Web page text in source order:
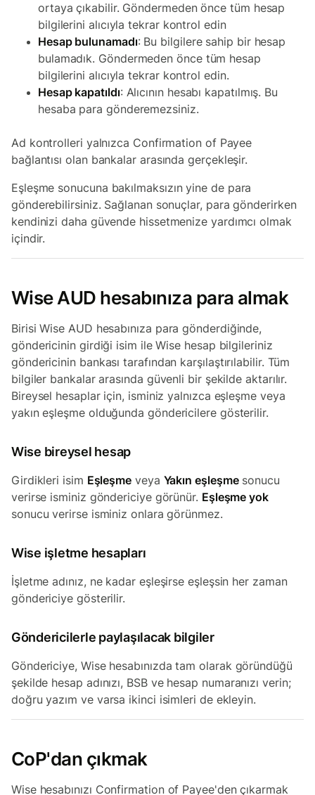
ortaya çıkabilir. Göndermeden önce tüm hesap
bilgilerini alıcıyla tekrar kontrol edin
Hesap bulunamadı: Bu bilgilere sahip bir hesap
bulamadık. Göndermeden önce tüm hesap
bilgilerini alıcıyla tekrar kontrol edin.
Hesap kapatıldı: Alıcının hesabı kapatılmış. Bu
hesaba para gönderemezsiniz.
Ad kontrolleri yalnızca Confirmation of Payee
bağlantısı olan bankalar arasında gerçekleşir.
Eşleşme sonucuna bakılmaksızın yine de para
gönderebilirsiniz. Sağlanan sonuçlar, para gönderirken
kendinizi daha güvende hissetmenize yardımcı olmak
içindir.
Wise AUD hesabınıza para almak
Birisi Wise AUD hesabınıza para gönderdiğinde,
göndericinin girdiği isim ile Wise hesap bilgileriniz
göndericinin bankası tarafından karşılaştırılabilir. Tüm
bilgiler bankalar arasında güvenli bir şekilde aktarılır.
Bireysel hesaplar için, isminiz yalnızca eşleşme veya
yakın eşleşme olduğunda göndericilere gösterilir.
Wise bireysel hesap
Girdikleri isim Eşleşme veya Yakın eşleşmesonucu
verirse isminiz göndericiye görünür. Eşleşme yok
sonucu verirse isminiz onlara görünmez.
Wise işletme hesapları
İşletme adınız, ne kadar eşleşirse eşleşsin her zaman
göndericiye gösterilir.
Göndericilerle paylaşılacak bilgiler
Göndericiye, Wise hesabınızda tam olarak göründüğü
şekilde hesap adınızı, BSB ve hesap numaranızı verin;
doğru yazım ve varsa ikinci isimleri de ekleyin.
CoP'dan çıkmak
Wise hesabınızı Confirmation of Payee'den çıkarmak